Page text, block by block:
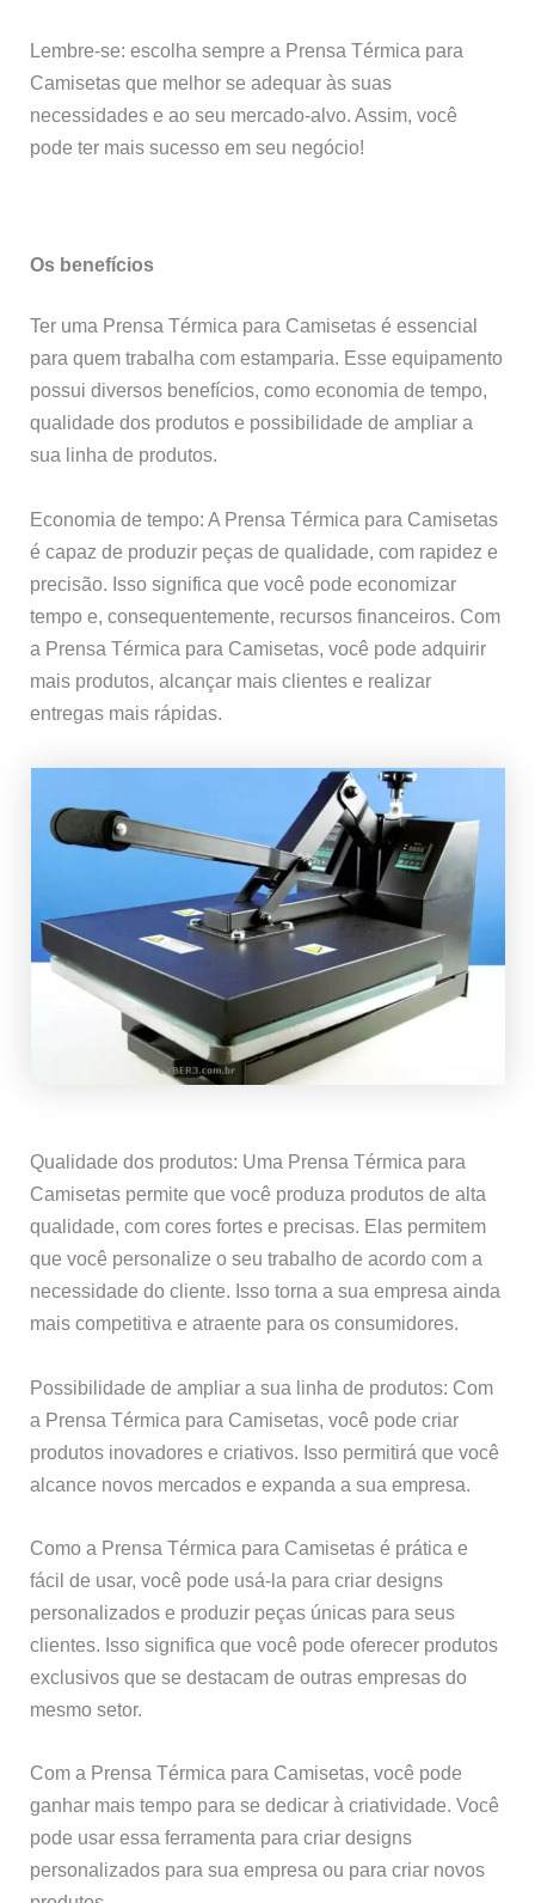
Lembre-se: escolha sempre a Prensa Térmica para
Camisetas que melhor se adequar às suas
necessidades e ao seu mercado-alvo. Assim, você
pode ter mais sucesso em seu negócio!
Os benefícios
Ter uma Prensa Térmica para Camisetas é essencial
para quem trabalha com estamparia. Esse equipamento
possui diversos benefícios, como economia de tempo,
qualidade dos produtos e possibilidade de ampliar a
sua linha de produtos.
Economia de tempo: A Prensa Térmica para Camisetas
é capaz de produzir peças de qualidade, com rapidez e
precisão. Isso significa que você pode economizar
tempo e, consequentemente, recursos financeiros. Com
a Prensa Térmica para Camisetas, você pode adquirir
mais produtos, alcançar mais clientes e realizar
entregas mais rápidas.
Qualidade dos produtos: Uma Prensa Térmica para
Camisetas permite que você produza produtos de alta
qualidade, com cores fortes e precisas. Elas permitem
que você personalize o seu trabalho de acordo com a
necessidade do cliente. Isso torna a sua empresa ainda
mais competitiva e atraente para os consumidores.
Possibilidade de ampliar a sua linha de produtos: Com
a Prensa Térmica para Camisetas, você pode criar
produtos inovadores e criativos. Isso permitirá que você
alcance novos mercados e expanda a sua empresa.
Como a Prensa Térmica para Camisetas é prática e
fácil de usar, você pode usá-la para criar designs
personalizados e produzir peças únicas para seus
clientes. Isso significa que você pode oferecer produtos
exclusivos que se destacam de outras empresas do
mesmo setor.
Com a Prensa Térmica para Camisetas, você pode
ganhar mais tempo para se dedicar à criatividade. Você
pode usar essa ferramenta para criar designs
personalizados para sua empresa ou para criar novos